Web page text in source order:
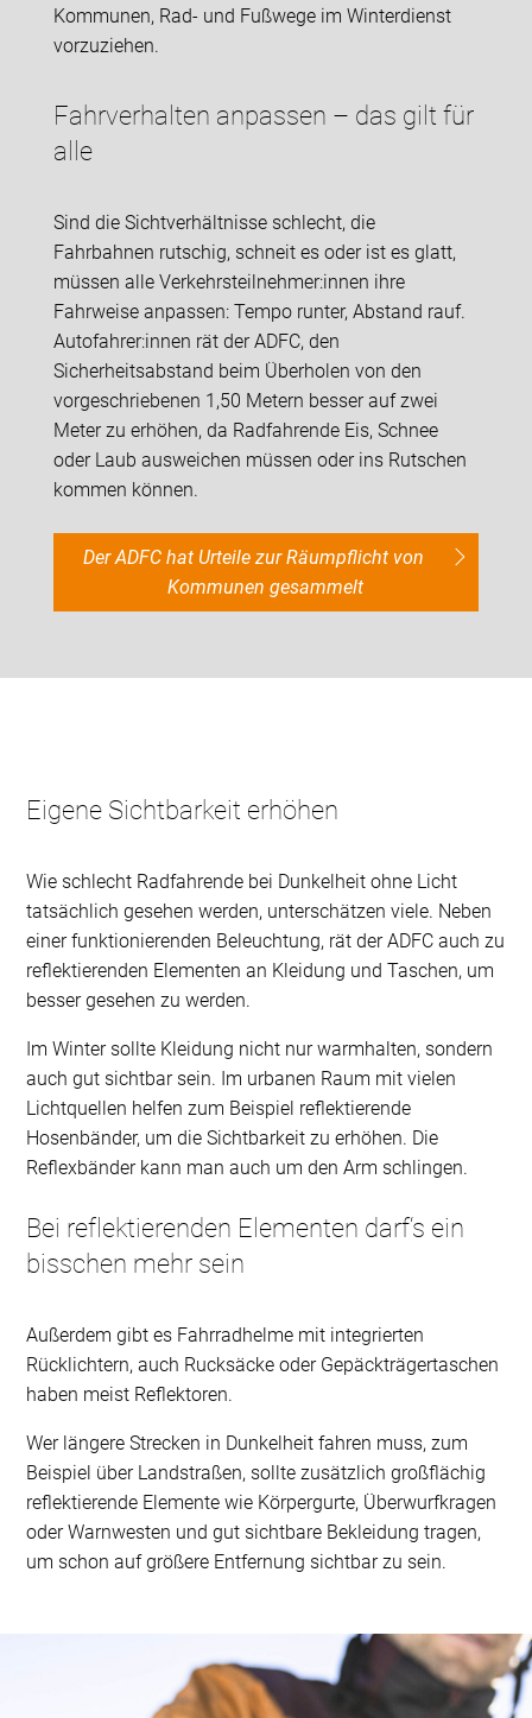
Kommunen, Rad- und Fußwege im Winterdienst
vorzuziehen.
Fahrverhalten anpassen – das gilt für
alle
Sind die Sichtverhältnisse schlecht, die
Fahrbahnen rutschig, schneit es oder ist es glatt,
müssen alle Verkehrsteilnehmer:innen ihre
Fahrweise anpassen: Tempo runter, Abstand rauf.
Autofahrer:innen rät der ADFC, den
Sicherheitsabstand beim Überholen von den
vorgeschriebenen 1,50 Metern besser auf zwei
Meter zu erhöhen, da Radfahrende Eis, Schnee
oder Laub ausweichen müssen oder ins Rutschen
kommen können.
Der ADFC hat Urteile zur Räumpflicht von
Kommunen gesammelt
Eigene Sichtbarkeit erhöhen
Wie schlecht Radfahrende bei Dunkelheit ohne Licht
tatsächlich gesehen werden, unterschätzen viele. Neben
einer funktionierenden Beleuchtung, rät der ADFC auch zu
reflektierenden Elementen an Kleidung und Taschen, um
besser gesehen zu werden.
Im Winter sollte Kleidung nicht nur warmhalten, sondern
auch gut sichtbar sein. Im urbanen Raum mit vielen
Lichtquellen helfen zum Beispiel reflektierende
Hosenbänder, um die Sichtbarkeit zu erhöhen. Die
Reflexbänder kann man auch um den Arm schlingen.
Bei reflektierenden Elementen darf‘s ein
bisschen mehr sein
Außerdem gibt es Fahrradhelme mit integrierten
Rücklichtern, auch Rucksäcke oder Gepäckträgertaschen
haben meist Reflektoren.
Wer längere Strecken in Dunkelheit fahren muss, zum
Beispiel über Landstraßen, sollte zusätzlich großflächig
reflektierende Elemente wie Körpergurte, Überwurfkragen
oder Warnwesten und gut sichtbare Bekleidung tragen,
um schon auf größere Entfernung sichtbar zu sein.